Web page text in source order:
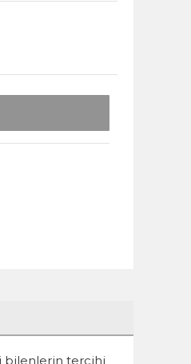
bilenlerin tercihi